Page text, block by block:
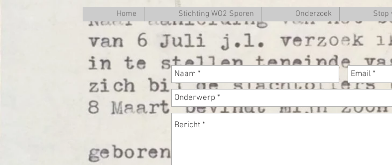
Home Stichting WO2 Sporen Onderzoek Stop